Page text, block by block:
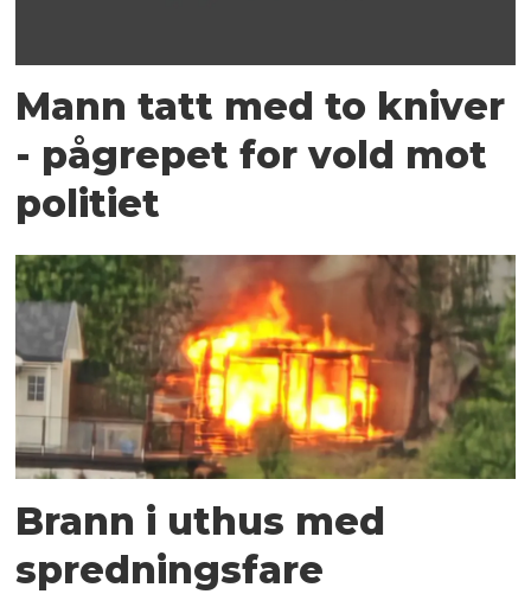
Mann tatt med to kniver
- pågrepet for vold mot
politiet
Brann i uthus med
spredningsfare